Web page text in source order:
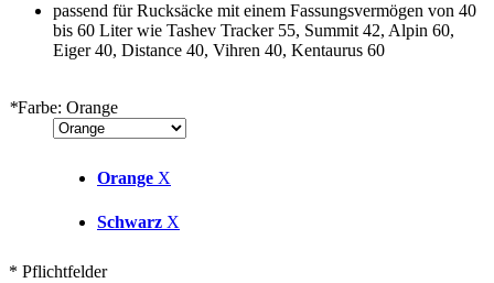
passend für Rucksäcke mit einem Fassungsvermögen von 40
bis 60 Liter wie Tashev Tracker 55, Summit 42, Alpin 60,
Eiger 40, Distance 40, Vihren 40, Kentaurus 60
*Farbe: Orange
Orange X
Schwarz X
* Pflichtfelder